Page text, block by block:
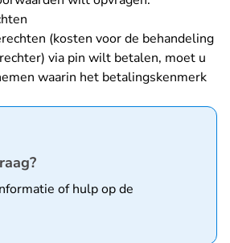
(kosten voor de behandeling
via pin wilt betalen, moet u
waarin het betalingskenmerk
of hulp op de